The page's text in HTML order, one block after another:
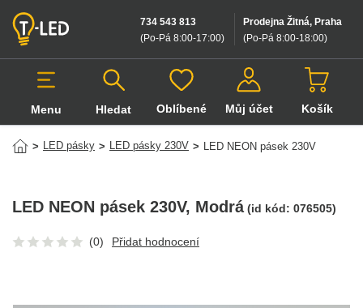
Prodejna Žitná, Praha
(Po-Pá 8:00-18:00)
734 543 813
(Po-Pá 8:00-17:00)
Menu Hledat
Hledat v produktech
Oblíbené Můj účet Košík
> LED pásky > LED pásky 230V > LED NEON pásek 230V
LED NEON pásek 230V, Modrá (id kód: 076505)
(0) Přidat hodnocení